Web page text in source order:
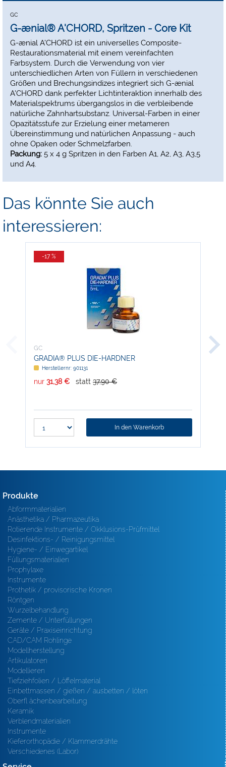
GC
G-ænial® A'CHORD, Spritzen - Core Kit
G-ænial A'CHORD ist ein universelles Composite-
Restaurationsmaterial mit einem vereinfachten
Farbsystem. Durch die Verwendung von vier
unterschiedlichen Arten von Füllern in verschiedenen
Größen und Brechungsindizes integriert sich G-ænial
A'CHORD dank perfekter Lichtinteraktion innerhalb des
Materialspektrums übergangslos in die verbleibende
natürliche Zahnhartsubstanz. Universal-Farben in einer
Opazitätsstufe zur Erzielung einer metameren
Übereinstimmung und natürlichen Anpassung - auch
ohne Opaken oder Schmelzfarben.
Packung: 5 x 4 g Spritzen in den Farben A1, A2, A3, A3,5
und A4.
Das könnte Sie auch
interessieren:
-17 %
GC
GRADIA® PLUS DIE-HARDNER
Herstellernr: 901131
nur 31,38 € statt 37,90 €
In den Warenkorb
GC
Produkte
Abformmaterialien
Anästhetika / Pharmazeutika
Rotierende Instrumente / Okklusions-Prüfmittel
Desinfektions- / Reinigungsmittel
Hygiene- / Einwegartikel
Füllungsmaterialien
Prophylaxe
Instrumente
Prothetik / provisorische Kronen
Röntgen
Wurzelbehandlung
Zemente / Unterfüllungen
Geräte / Praxiseinrichtung
CAD/CAM Rohlinge
Modellherstellung
Artikulatoren
Modellieren
Tiefziehfolien / Löffelmaterial
Einbettmassen / gießen / ausbetten / löten
Oberfl ächenbearbeitung
Keramik
Verblendmaterialien
Instrumente
Kieferorthopädie / Klammerdrähte
Verschiedenes (Labor)